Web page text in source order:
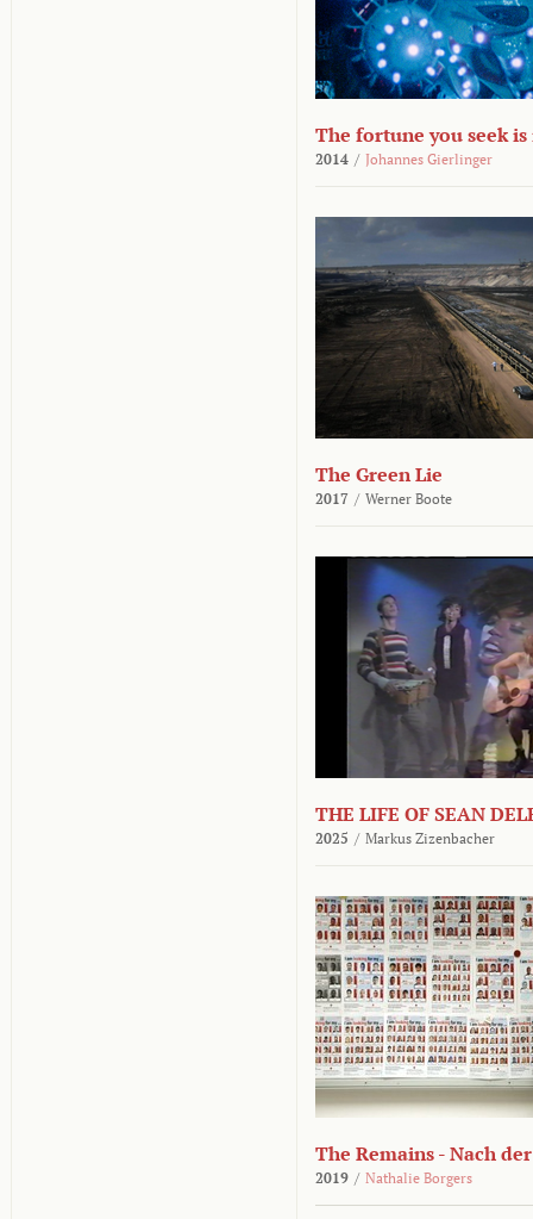
The fortune you seek
2014 / Johannes Gierlinger
The Green Lie
2017 / Werner Boote
THE LIFE OF SEAN
2025 / Markus Zizenbacher
The Remains - Nach
2019 / Nathalie Borgers